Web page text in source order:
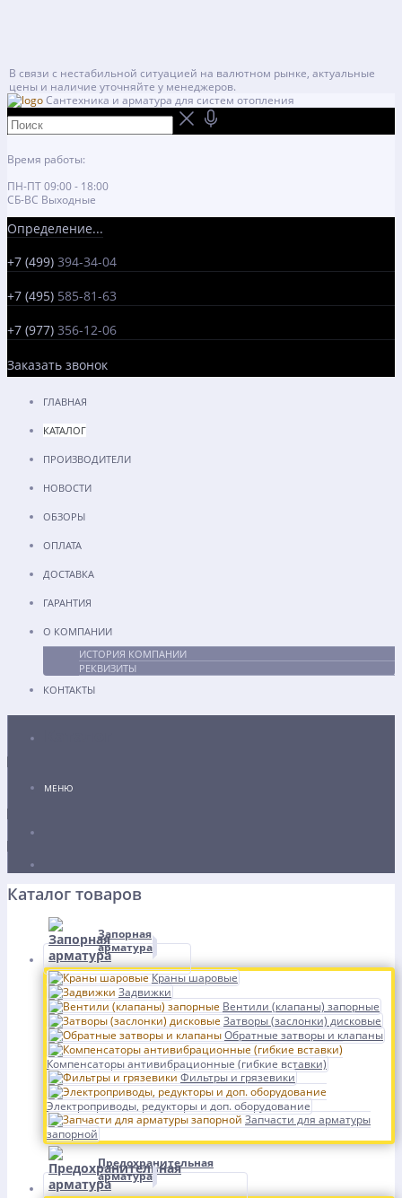
В связи с нестабильной ситуацией на валютном рынке, актуальные
цены и наличие уточняйте у менеджеров.
Сантехника и арматура для систем отопления
Время работы:
ПН-ПТ 09:00 - 18:00
СБ-ВС Выходные
Определение...
+7 (499) 394-34-04
+7 (495) 585-81-63
+7 (977) 356-12-06
Заказать звонок
ГЛАВНАЯ
КАТАЛОГ
ПРОИЗВОДИТЕЛИ
НОВОСТИ
ОБЗОРЫ
ОПЛАТА
ДОСТАВКА
ГАРАНТИЯ
О КОМПАНИИ
ИСТОРИЯ КОМПАНИИ
РЕКВИЗИТЫ
КОНТАКТЫ
МЕНЮ
Каталог товаров
Запорная
арматура
Краны шаровые
Задвижки
Вентили (клапаны) запорные
Затворы (заслонки) дисковые
Обратные затворы и клапаны
Компенсаторы антивибрационные (гибкие вставки)
Фильтры и грязевики
Электроприводы, редукторы и доп. оборудование
Запчасти для арматуры
запорной
Предохранительная
арматура